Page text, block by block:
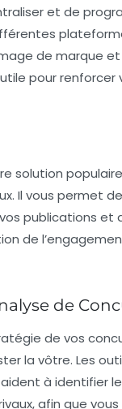
et de
de marque et
pour renforcer
solution
Il vous permet de
publications et
de
de
de vos
la vôtre. Les
à identifier
afin que